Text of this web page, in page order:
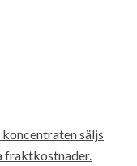
säljs
fraktkostnader.